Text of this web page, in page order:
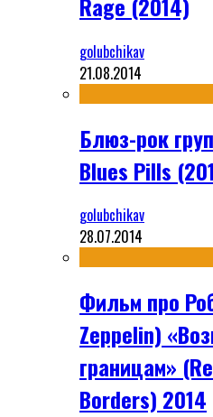
golubchikav
21.08.2014
Блюз-рок
Blues Pills
golubchikav
28.07.2014
Фильм про
Zeppelin)
границам»
Borders) 2014